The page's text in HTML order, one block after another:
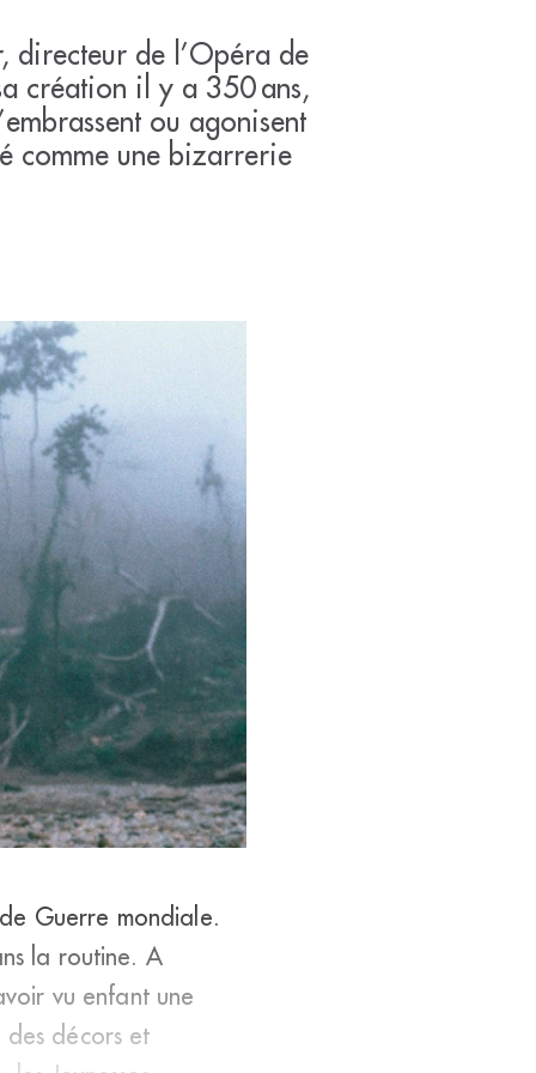
directeur de l’Opéra de
création il y a 350 ans,
ou agonisent
comme une bizarrerie
Guerre mondiale.
la routine. A
vu enfant une
décors et